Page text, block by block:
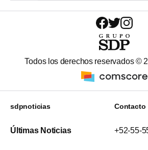
Todos los derechos reservados ©
sdpnoticias
Últimas Noticias
Contacto
+52-55-